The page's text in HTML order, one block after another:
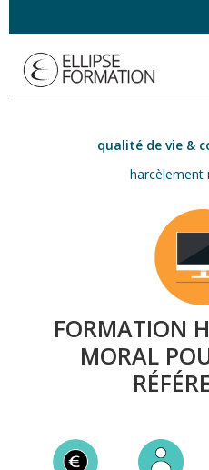
qualité de vie &
harcèlement
FORMATION
MORAL